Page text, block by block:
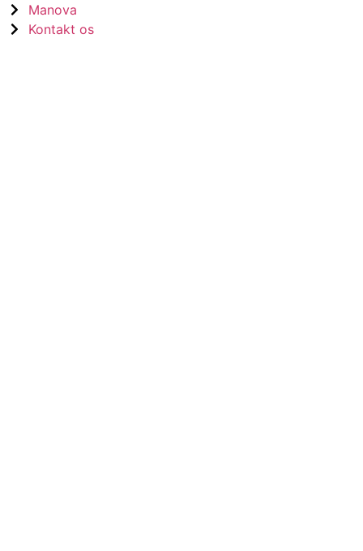
Manova
Kontakt os